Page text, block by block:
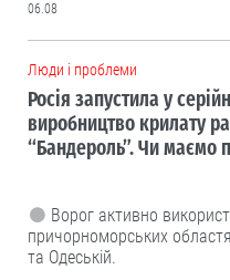
06.08
Люди і проблеми
Росія запустила у
виробництво крилату
“Бандероль”. Чи маємо
Ворог активно
причорноморських
та Одеській.